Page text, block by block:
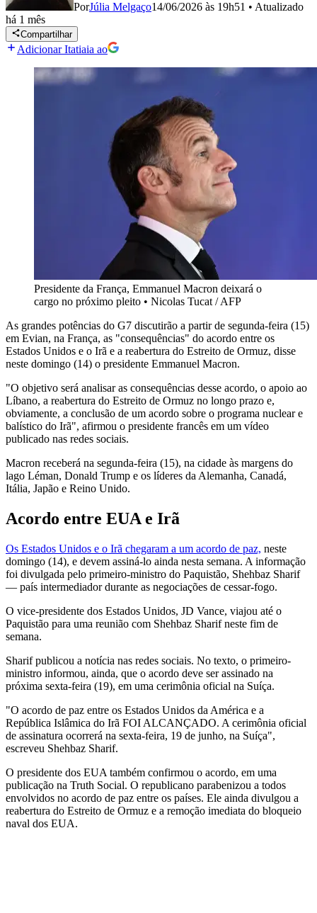
PorJúlia Melgaço14/06/2026 às 19h51 • Atualizado
há 1 mês
Compartilhar
Adicionar Itatiaia ao
Presidente da França, Emmanuel Macron deixará o
cargo no próximo pleito • Nicolas Tucat / AFP
As grandes potências do G7 discutirão a partir de segunda-feira (15)
em Evian, na França, as "consequências" do acordo entre os
Estados Unidos e o Irã e a reabertura do Estreito de Ormuz, disse
neste domingo (14) o presidente Emmanuel Macron.
"O objetivo será analisar as consequências desse acordo, o apoio ao
Líbano, a reabertura do Estreito de Ormuz no longo prazo e,
obviamente, a conclusão de um acordo sobre o programa nuclear e
balístico do Irã", afirmou o presidente francês em um vídeo
publicado nas redes sociais.
Macron receberá na segunda-feira (15), na cidade às margens do
lago Léman, Donald Trump e os líderes da Alemanha, Canadá,
Itália, Japão e Reino Unido.
Acordo entre EUA e Irã
Os Estados Unidos e o Irã chegaram a um acordo de paz, neste
domingo (14), e devem assiná-lo ainda nesta semana. A informação
foi divulgada pelo primeiro-ministro do Paquistão, Shehbaz Sharif
— país intermediador durante as negociações de cessar-fogo.
O vice-presidente dos Estados Unidos, JD Vance, viajou até o
Paquistão para uma reunião com Shehbaz Sharif neste fim de
semana.
Sharif publicou a notícia nas redes sociais. No texto, o primeiro-
ministro informou, ainda, que o acordo deve ser assinado na
próxima sexta-feira (19), em uma cerimônia oficial na Suíça.
"O acordo de paz entre os Estados Unidos da América e a
República Islâmica do Irã FOI ALCANÇADO. A cerimônia oficial
de assinatura ocorrerá na sexta-feira, 19 de junho, na Suíça",
escreveu Shehbaz Sharif.
O presidente dos EUA também confirmou o acordo, em uma
publicação na Truth Social. O republicano parabenizou a todos
envolvidos no acordo de paz entre os países. Ele ainda divulgou a
reabertura do Estreito de Ormuz e a remoção imediata do bloqueio
naval dos EUA.